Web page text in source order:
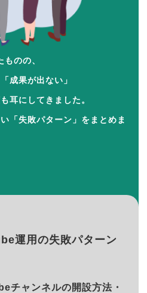
ものの、
成果が出ない」
耳にしてきました。
「失敗パターン」をまとめま
運用の失敗パターン
チャンネルの開設方法・